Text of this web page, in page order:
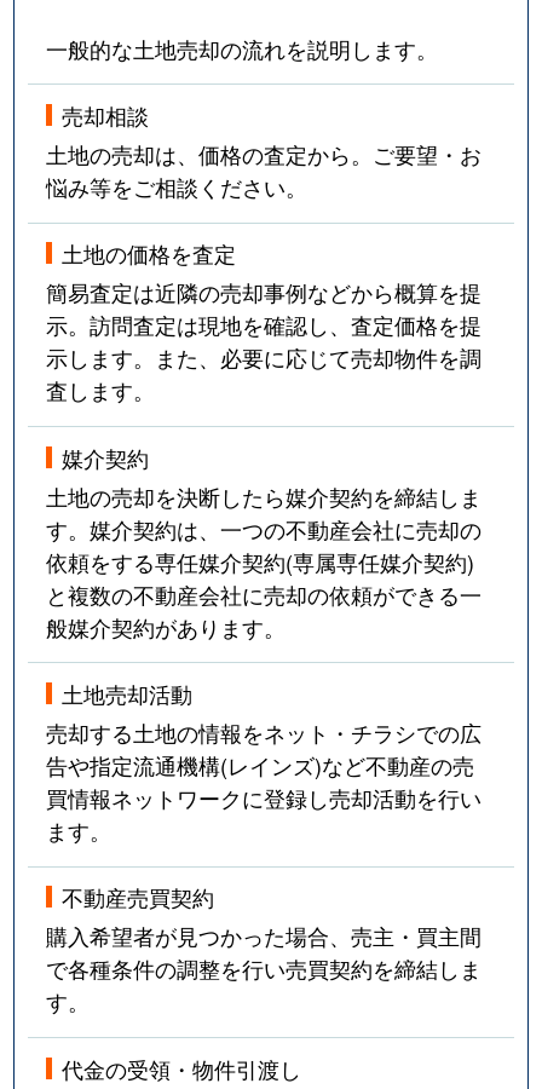
一般的な土地売却の流れを説明します。
売却相談
土地の売却は、価格の査定から。ご要望・お
悩み等をご相談ください。
土地の価格を査定
簡易査定は近隣の売却事例などから概算を提
示。訪問査定は現地を確認し、査定価格を提
示します。また、必要に応じて売却物件を調
査します。
媒介契約
土地の売却を決断したら媒介契約を締結しま
す。媒介契約は、一つの不動産会社に売却の
依頼をする専任媒介契約(専属専任媒介契約)
と複数の不動産会社に売却の依頼ができる一
般媒介契約があります。
土地売却活動
売却する土地の情報をネット・チラシでの広
告や指定流通機構(レインズ)など不動産の売
買情報ネットワークに登録し売却活動を行い
ます。
不動産売買契約
購入希望者が見つかった場合、売主・買主間
で各種条件の調整を行い売買契約を締結しま
す。
代金の受領・物件引渡し